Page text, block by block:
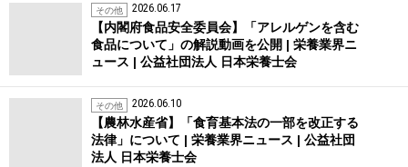
その他 2026.06.17
【内閣府食品安全委員会】「アレルゲンを含む
食品について」の解説動画を公開 | 栄養業界ニ
ュース | 公益社団法人 日本栄養士会
その他 2026.06.10
【農林水産省】「食育基本法の一部を改正する
法律」について | 栄養業界ニュース | 公益社団
法人 日本栄養士会